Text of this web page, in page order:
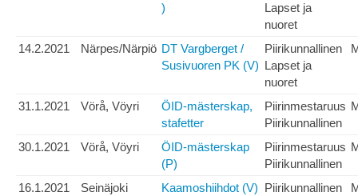
)
Lapset ja
nuoret
14.2.2021 Närpes/Närpiö DT Vargberget /
Susivuoren PK (V)
Piirikunnallinen
Lapset ja
nuoret
31.1.2021 Vörå, Vöyri
ÖID-mästerskap,
stafetter
Piirinmestaruus
Piirikunnallinen
30.1.2021 Vörå, Vöyri
ÖID-mästerskap
(P)
Piirinmestaruus
Piirikunnallinen
16.1.2021 Seinäjoki Kaamoshiihdot (V) Piirikunnallinen